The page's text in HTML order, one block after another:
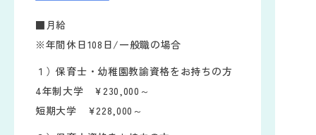
■月給
※年間休日108日/一般職の場合
１）保育士・幼稚園教諭資格をお持ちの方
4年制大学 ¥230,000～
短期大学 ¥228,000～